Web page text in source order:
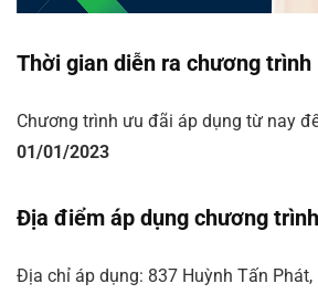
Thời gian diễn ra chương trình
Chương trình ưu đãi áp dụng từ nay
01/01/2023
Địa điểm áp dụng chương
Địa chỉ áp dụng: 837 Huỳnh Tấn